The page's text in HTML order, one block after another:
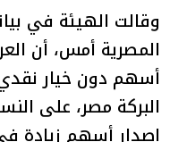
وقالت الهيئة في
المصرية أمس، أن
أسهم دون خيار
البركة مصر، على